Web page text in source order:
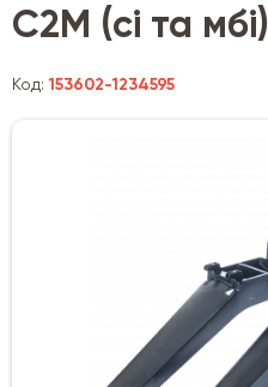
С2М (сі та мбі)
Код:153602-1234595